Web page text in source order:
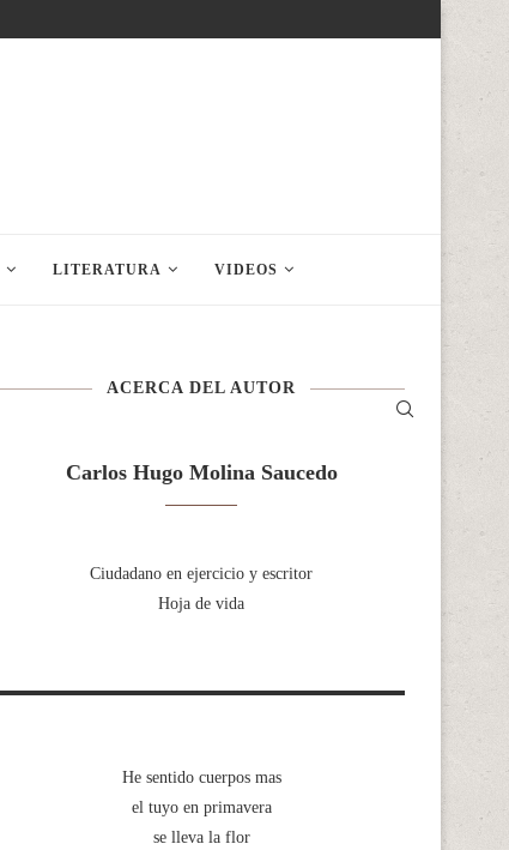
LITERATURA VIDEOS
ACERCA DEL AUTOR
Carlos Hugo Molina Saucedo
Ciudadano en ejercicio y escritor
Hoja de vida
He sentido cuerpos mas
el tuyo en primavera
se lleva la flor